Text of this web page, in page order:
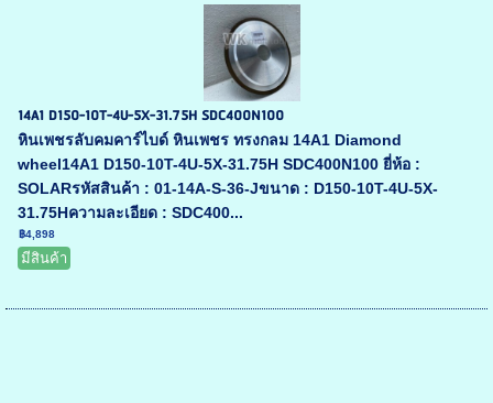
14A1 D150-10T-4U-5X-31.75H SDC400N100
หินเพชรลับคมคาร์ไบด์ หินเพชร ทรงกลม 14A1 Diamond
wheel14A1 D150-10T-4U-5X-31.75H SDC400N100 ยี่ห้อ :
SOLARรหัสสินค้า : 01-14A-S-36-Jขนาด : D150-10T-4U-5X-
31.75Hความละเอียด : SDC400...
฿4,898
มีสินค้า